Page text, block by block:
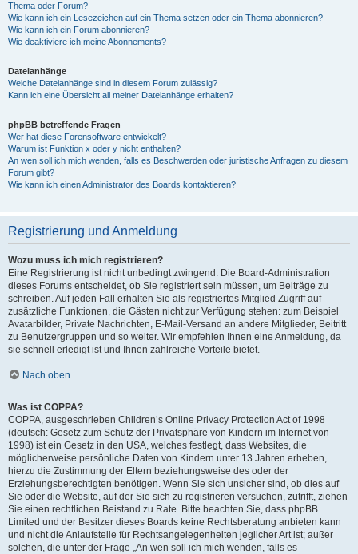
Thema oder Forum?
Wie kann ich ein Lesezeichen auf ein Thema setzen oder ein Thema abonnieren?
Wie kann ich ein Forum abonnieren?
Wie deaktiviere ich meine Abonnements?
Dateianhänge
Welche Dateianhänge sind in diesem Forum zulässig?
Kann ich eine Übersicht all meiner Dateianhänge erhalten?
phpBB betreffende Fragen
Wer hat diese Forensoftware entwickelt?
Warum ist Funktion x oder y nicht enthalten?
An wen soll ich mich wenden, falls es Beschwerden oder juristische Anfragen zu diesem
Forum gibt?
Wie kann ich einen Administrator des Boards kontaktieren?
Registrierung und Anmeldung
Wozu muss ich mich registrieren?
Eine Registrierung ist nicht unbedingt zwingend. Die Board-Administration
dieses Forums entscheidet, ob Sie registriert sein müssen, um Beiträge zu
schreiben. Auf jeden Fall erhalten Sie als registriertes Mitglied Zugriff auf
zusätzliche Funktionen, die Gästen nicht zur Verfügung stehen: zum Beispiel
Avatarbilder, Private Nachrichten, E-Mail-Versand an andere Mitglieder, Beitritt
zu Benutzergruppen und so weiter. Wir empfehlen Ihnen eine Anmeldung, da
sie schnell erledigt ist und Ihnen zahlreiche Vorteile bietet.
Nach oben
Was ist COPPA?
COPPA, ausgeschrieben Children’s Online Privacy Protection Act of 1998
(deutsch: Gesetz zum Schutz der Privatsphäre von Kindern im Internet von
1998) ist ein Gesetz in den USA, welches festlegt, dass Websites, die
möglicherweise persönliche Daten von Kindern unter 13 Jahren erheben,
hierzu die Zustimmung der Eltern beziehungsweise des oder der
Erziehungsberechtigten benötigen. Wenn Sie sich unsicher sind, ob dies auf
Sie oder die Website, auf der Sie sich zu registrieren versuchen, zutrifft, ziehen
Sie einen rechtlichen Beistand zu Rate. Bitte beachten Sie, dass phpBB
Limited und der Besitzer dieses Boards keine Rechtsberatung anbieten kann
und nicht die Anlaufstelle für Rechtsangelegenheiten jeglicher Art ist; außer
solchen, die unter der Frage „An wen soll ich mich wenden, falls es